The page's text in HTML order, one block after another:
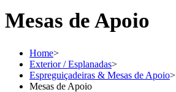
Mesas de Apoio
Home>
Exterior / Esplanadas>
Espreguiçadeiras & Mesas de Apoio>
Mesas de Apoio